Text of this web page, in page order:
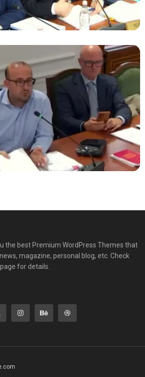
the best Premium WordPress Themes that
magazine, personal blog, etc. Check
for details.